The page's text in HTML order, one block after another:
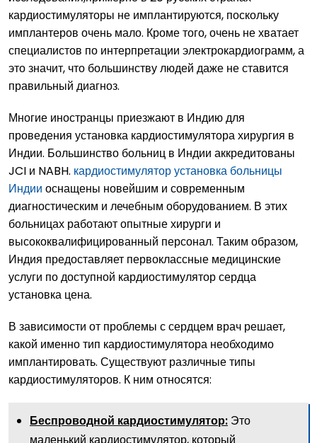
кардиостимуляторы не имплантируются, поскольку
имплантеров очень мало. Кроме того, очень не хватает
специалистов по интерпретации электрокардиограмм, а
это значит, что большинству людей даже не ставится
правильный диагноз.
Многие иностранцы приезжают в Индию для
проведения установка кардиостимулятора хирургия в
Индии. Большинство больниц в Индии аккредитованы
JCI и NABH. кардиостимулятор установка больницы
Индии оснащены новейшим и современным
диагностическим и лечебным оборудованием. В этих
больницах работают опытные хирурги и
высококвалифицированный персонал. Таким образом,
Индия предоставляет первоклассные медицинские
услуги по доступной кардиостимулятор сердца
установка цена.
В зависимости от проблемы с сердцем врач решает,
какой именно тип кардиостимулятора необходимо
имплантировать. Существуют различные типы
кардиостимуляторов. К ним относятся:
Беспроводной кардиостимулятор: Это